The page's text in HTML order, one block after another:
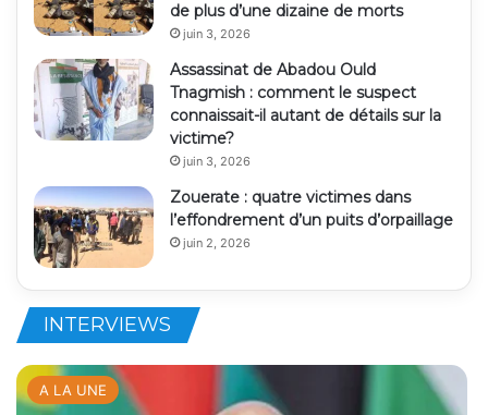
de plus d’une dizaine de morts
juin 3, 2026
Assassinat de Abadou Ould
Tnagmish : comment le suspect
connaissait-il autant de détails sur la
victime?
juin 3, 2026
Zouerate : quatre victimes dans
l’effondrement d’un puits d’orpaillage
juin 2, 2026
INTERVIEWS
A LA UNE